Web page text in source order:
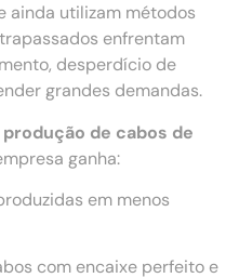
ainda utilizam métodos
enfrentam
desperdício de
grandes demandas.
de cabos de
ganha:
em menos
com encaixe perfeito e